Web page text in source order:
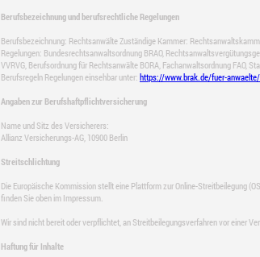
Berufsbezeichnung und berufsrechtliche Regelungen
Berufsbezeichnung: Rechtsanwälte Zuständige Kammer:
Regelungen: Bundesrechtsanwaltsordnung BRAO,
VVRVG, Berufsordnung für Rechtsanwälte BORA, Fachanwaltsordnung FAO,
Berufsregeln Regelungen einsehbar unter: https://www.brak.de/fuer-
Angaben zur Berufshaftpflichtversicherung
Name und Sitz des Versicherers:
Allianz Versicherungs-AG, 10900 Berlin
Streitschlichtung
Die Europäische Kommission stellt eine Plattform zur Online-Streitbeilegung
finden Sie oben im Impressum.
Wir sind nicht bereit oder verpflichtet, an Streitbeilegungsverfahren vor einer
Haftung für Inhalte